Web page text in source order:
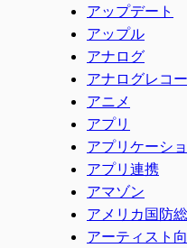
アップデート
アップル
アナログ
アナログレコ
アニメ
アプリ
アプリケーシ
アプリ連携
アマゾン
アメリカ国防
アーティスト